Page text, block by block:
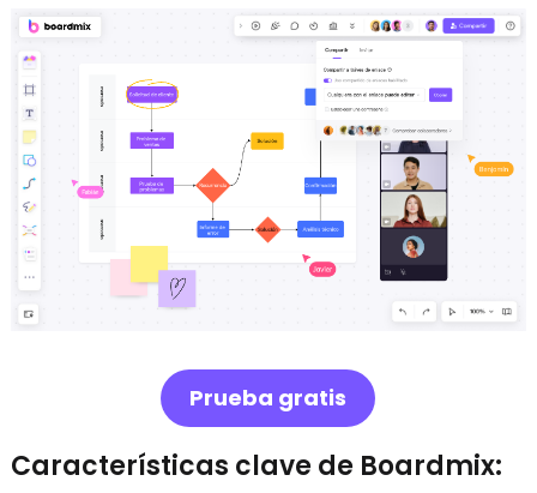
Prueba gratis
Características clave de Boardmix: